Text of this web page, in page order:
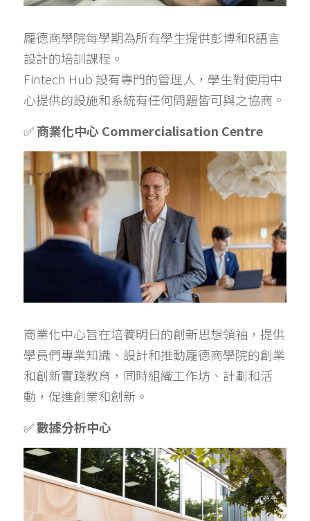
龐德商學院每學期為所有學生提供彭博和R語言
設計的培訓課程。
Fintech Hub 設有專門的管理人，學生對使用中
心提供的設施和系統有任何問題皆可與之協商。
✅ 商業化中心 Commercialisation Centre
商業化中心旨在培養明日的創新思想領袖，提供
學員們專業知識、設計和推動龐德商學院的創業
和創新實踐教育，同時組織工作坊、計劃和活
動，促進創業和創新。
✅ 數據分析中心